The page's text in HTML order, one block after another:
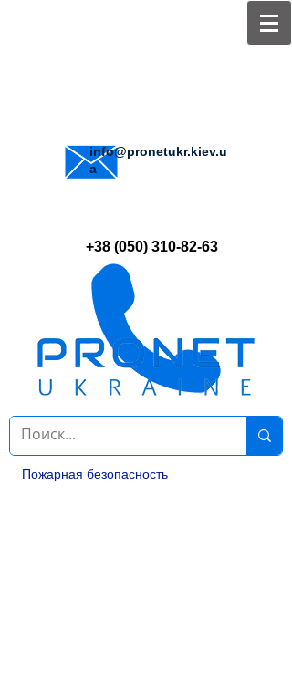
info@pronetukr.kiev.u
a
+38 (050) 310-82-63
Пожарная безопасность